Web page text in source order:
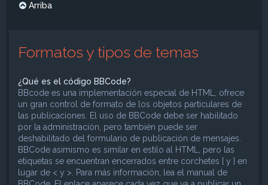
Arriba
Formatos y tipos de temas
¿Qué es el código BBCode?
BBcode es una implementación especial de HTML, ofrece
un gran control de formato de los objetos particulares de
las publicaciones. El uso de BBCode debe ser habilitado
por la administración, pero también puede ser
deshabilitado del formulario de publicación de mensajes.
BBCode asimismo es similar en estilo al HTML, pero las
etiquetas se encuentran encerrados entre corchetes [ y ] en
lugar de < y >. Para más información, lea el manual de